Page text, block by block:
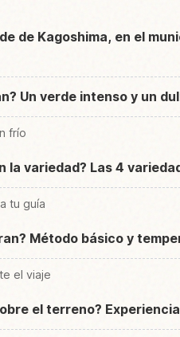
de Kagoshima, en el
Un verde intenso y un
frío
la variedad? Las 4
tu guía
Método básico y
el viaje
el terreno?